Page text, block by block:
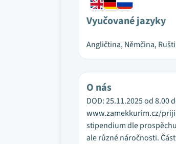
Vyučované jazyky
Angličtina, Němčina,
O nás
DOD: 25.11.2025 od 8.00
www.zamekkurim.cz/
stipendium dle
ale různé náročnosti.